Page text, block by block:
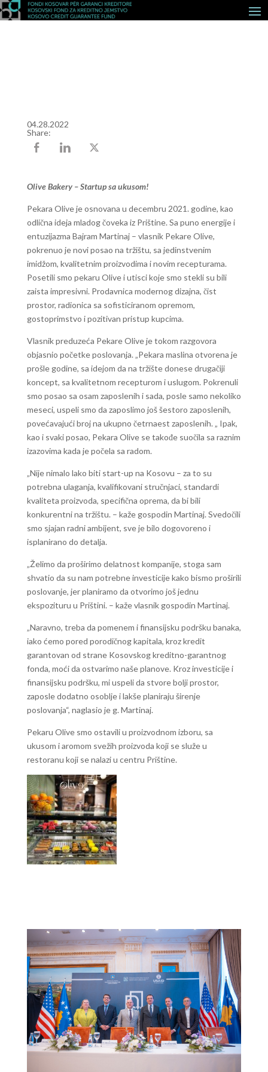
04.28.2022
Share:
Olive Bakery – Startup sa ukusom!
Pekara Olive je osnovana u decembru 2021. godine, kao
odlična ideja mladog čoveka iz Prištine. Sa puno energije i
entuzijazma Bajram Martinaj – vlasnik Pekare Olive,
pokrenuo je novi posao na tržištu, sa jedinstvenim
imidžom, kvalitetnim proizvodima i novim recepturama.
Posetili smo pekaru Olive i utisci koje smo stekli su bili
zaista impresivni. Prodavnica modernog dizajna, čist
prostor, radionica sa sofisticiranom opremom,
gostoprimstvo i pozitivan pristup kupcima.
Vlasnik preduzeća Pekare Olive je tokom razgovora
objasnio početke poslovanja. „Pekara maslina otvorena je
prošle godine, sa idejom da na tržište donese drugačiji
koncept, sa kvalitetnom recepturom i uslugom. Pokrenuli
smo posao sa osam zaposlenih i sada, posle samo nekoliko
meseci, uspeli smo da zaposlimo još šestoro zaposlenih,
povećavajući broj na ukupno četrnaest zaposlenih. „ Ipak,
kao i svaki posao, Pekara Olive se takođe suočila sa raznim
izazovima kada je počela sa radom.
„Nije nimalo lako biti start-up na Kosovu – za to su
potrebna ulaganja, kvalifikovani stručnjaci, standardi
kvaliteta proizvoda, specifična oprema, da bi bili
konkurentni na tržištu. – kaže gospodin Martinaj. Svedočili
smo sjajan radni ambijent, sve je bilo dogovoreno i
isplanirano do detalja.
„Želimo da proširimo delatnost kompanije, stoga sam
shvatio da su nam potrebne investicije kako bismo proširili
poslovanje, jer planiramo da otvorimo još jednu
ekspozituru u Prištini. – kaže vlasnik gospodin Martinaj.
„Naravno, treba da pomenem i finansijsku podršku banaka,
iako ćemo pored porodičnog kapitala, kroz kredit
garantovan od strane Kosovskog kreditno-garantnog
fonda, moći da ostvarimo naše planove. Kroz investicije i
finansijsku podršku, mi uspeli da stvore bolji prostor,
zaposle dodatno osoblje i lakše planiraju širenje
poslovanja“, naglasio je g. Martinaj.
Pekaru Olive smo ostavili u proizvodnom izboru, sa
ukusom i aromom svežih proizvoda koji se služe u
restoranu koji se nalazi u centru Prištine.